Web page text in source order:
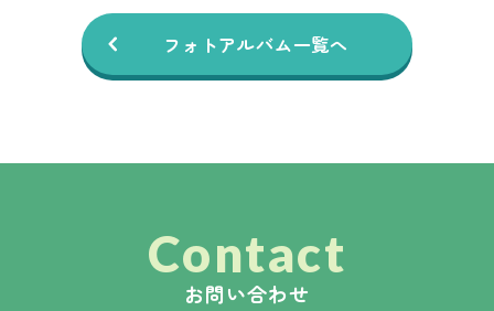
フォトアルバム一覧へ
Contact
お問い合わせ